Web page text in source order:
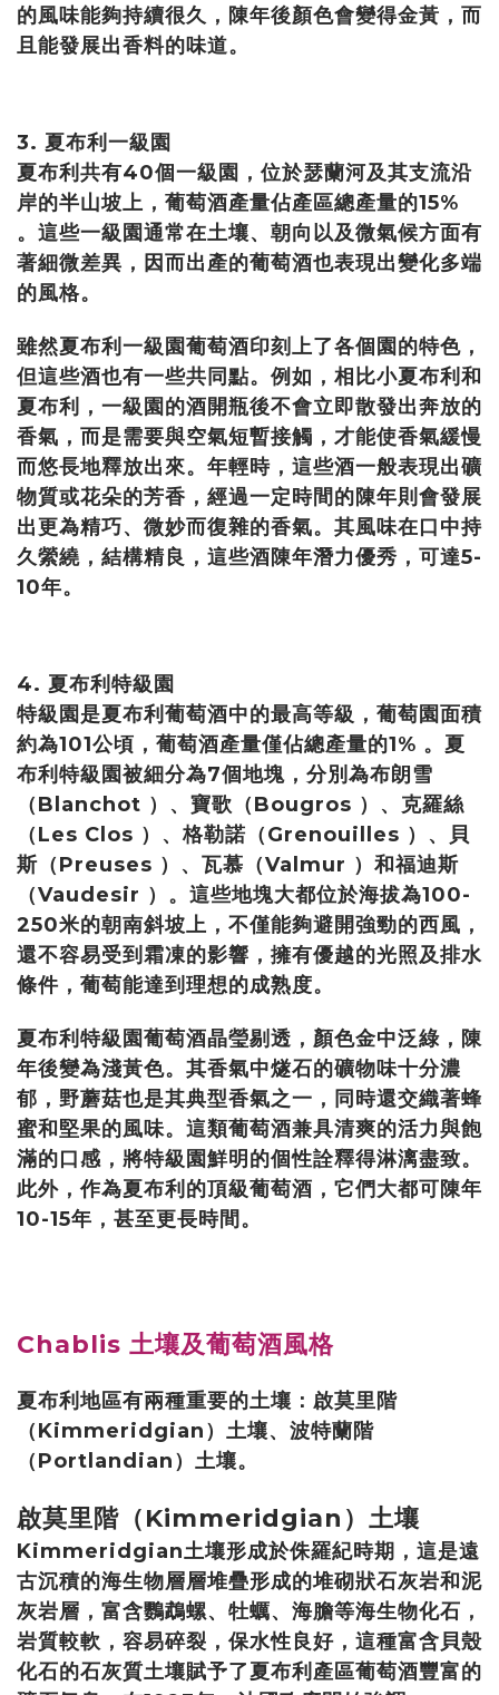
的風味能夠持續很久，陳年後顏色會變得金黃，而
且能發展出香料的味道。
3. 夏布利一級園
夏布利共有40個一級園，位於瑟蘭河及其支流沿
岸的半山坡上，葡萄酒產量佔產區總產量的15%
。這些一級園通常在土壤、朝向以及微氣候方面有
著細微差異，因而出產的葡萄酒也表現出變化多端
的風格。
雖然夏布利一級園葡萄酒印刻上了各個園的特色，
但這些酒也有一些共同點。例如，相比小夏布利和
夏布利，一級園的酒開瓶後不會立即散發出奔放的
香氣，而是需要與空氣短暫接觸，才能使香氣緩慢
而悠長地釋放出來。年輕時，這些酒一般表現出礦
物質或花朵的芳香，經過一定時間的陳年則會發展
出更為精巧、微妙而復雜的香氣。其風味在口中持
久縈繞，結構精良，這些酒陳年潛力優秀，可達5-
10年。
4. 夏布利特級園
特級園是夏布利葡萄酒中的最高等級，葡萄園面積
約為101公頃，葡萄酒產量僅佔總產量的1% 。夏
布利特級園被細分為7個地塊，分別為布朗雪
（Blanchot ）、寶歌（Bougros ）、克羅絲
（Les Clos ）、格勒諾（Grenouilles ）、貝
斯（Preuses ）、瓦慕（Valmur ）和福迪斯
（Vaudesir ）。這些地塊大都位於海拔為100-
250米的朝南斜坡上，不僅能夠避開強勁的西風，
還不容易受到霜凍的影響，擁有優越的光照及排水
條件，葡萄能達到理想的成熟度。
夏布利特級園葡萄酒晶瑩剔透，顏色金中泛綠，陳
年後變為淺黃色。其香氣中燧石的礦物味十分濃
郁，野蘑菇也是其典型香氣之一，同時還交織著蜂
蜜和堅果的風味。這類葡萄酒兼具清爽的活力與飽
滿的口感，將特級園鮮明的個性詮釋得淋漓盡致。
此外，作為夏布利的頂級葡萄酒，它們大都可陳年
10-15年，甚至更長時間。
Chablis 土壤及葡萄酒風格
夏布利地區有兩種重要的土壤：啟莫里階
（Kimmeridgian）土壤、波特蘭階
（Portlandian）土壤。
啟莫里階（Kimmeridgian）土壤
Kimmeridgian土壤形成於侏羅紀時期，這是遠
古沉積的海生物層層堆疊形成的堆砌狀石灰岩和泥
灰岩層，富含鸚鵡螺、牡蠣、海膽等海生物化石，
岩質較軟，容易碎裂，保水性良好，這種富含貝殼
化石的石灰質土壤賦予了夏布利產區葡萄酒豐富的